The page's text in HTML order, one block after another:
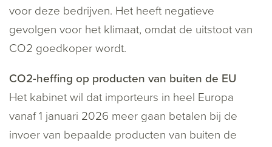
voor deze bedrijven. Het heeft negatieve
gevolgen voor het klimaat, omdat de uitstoot van
CO2 goedkoper wordt.
CO2-heffing op producten van buiten de EU
Het kabinet wil dat importeurs in heel Europa
vanaf 1 januari 2026 meer gaan betalen bij de
invoer van bepaalde producten van buiten de